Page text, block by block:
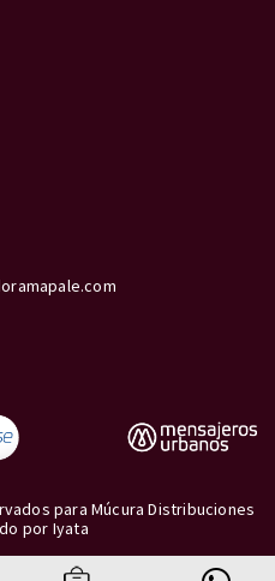
para Múcura Distribuciones
por Iyata